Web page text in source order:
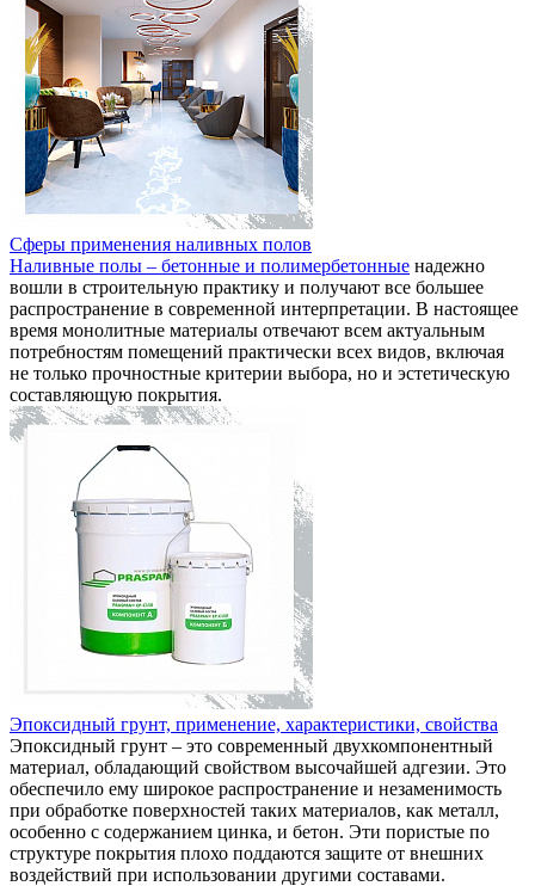
Сферы применения наливных полов
Наливные полы – бетонные и полимербетонные надежно
вошли в строительную практику и получают все большее
распространение в современной интерпретации. В настоящее
время монолитные материалы отвечают всем актуальным
потребностям помещений практически всех видов, включая
не только прочностные критерии выбора, но и эстетическую
составляющую покрытия.
Эпоксидный грунт, применение, характеристики, свойства
Эпоксидный грунт – это современный двухкомпонентный
материал, обладающий свойством высочайшей адгезии. Это
обеспечило ему широкое распространение и незаменимость
при обработке поверхностей таких материалов, как металл,
особенно с содержанием цинка, и бетон. Эти пористые по
структуре покрытия плохо поддаются защите от внешних
воздействий при использовании другими составами.